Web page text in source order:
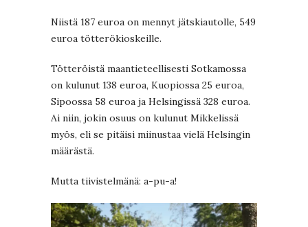
Niistä 187 euroa on mennyt jätskiautolle, 549
euroa tötterökioskeille.
Tötteröistä maantieteellisesti Sotkamossa
on kulunut 138 euroa, Kuopiossa 25 euroa,
Sipoossa 58 euroa ja Helsingissä 328 euroa.
Ai niin, jokin osuus on kulunut Mikkelissä
myös, eli se pitäisi miinustaa vielä Helsingin
määrästä.
Mutta tiivistelmänä: a-pu-a!